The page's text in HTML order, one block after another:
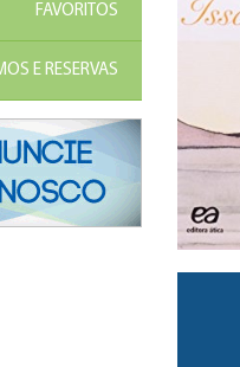
FAVORITOS
E RESERVAS